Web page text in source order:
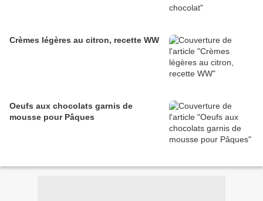
Crèmes légères au citron, recette WW
Oeufs aux chocolats garnis de
mousse pour Pâques